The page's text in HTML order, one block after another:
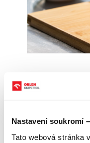
Nastavení soukromí
Tato webová stránka
a občerstvení
Síť čerpacích
ORLEN, která
Česku, Německu,